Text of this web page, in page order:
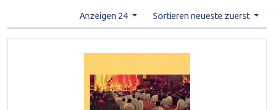
Anzeigen 24 Sortieren neueste zuerst